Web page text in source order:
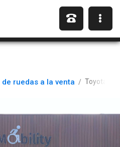
ruedas a la venta Toyota